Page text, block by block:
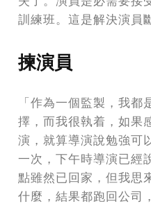
訓練班。這是解決演員
揀演員
「作為一個監製，我
擇，而我很執着，如果
演，就算導演說勉強可
一次，下午時導演已經
點雖然已回家，但我思
什麼，結果都跑回公司